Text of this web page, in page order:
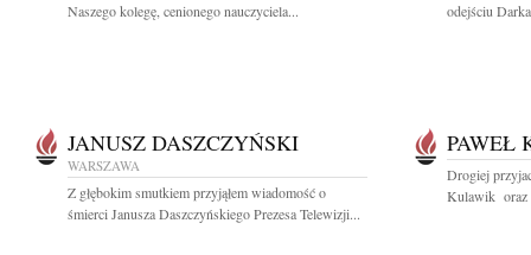
Naszego kolegę, cenionego nauczyciela...
odejściu
JANUSZ DASZCZYŃSKI
WARSZAWA
Z głębokim smutkiem przyjąłem wiadomość o
śmierci Janusza Daszczyńskiego Prezesa Telewizji...
PAWEŁ
Drogiej
Kulawik oraz